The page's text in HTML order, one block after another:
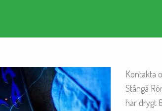
Kontakta
Stångå
har drygt